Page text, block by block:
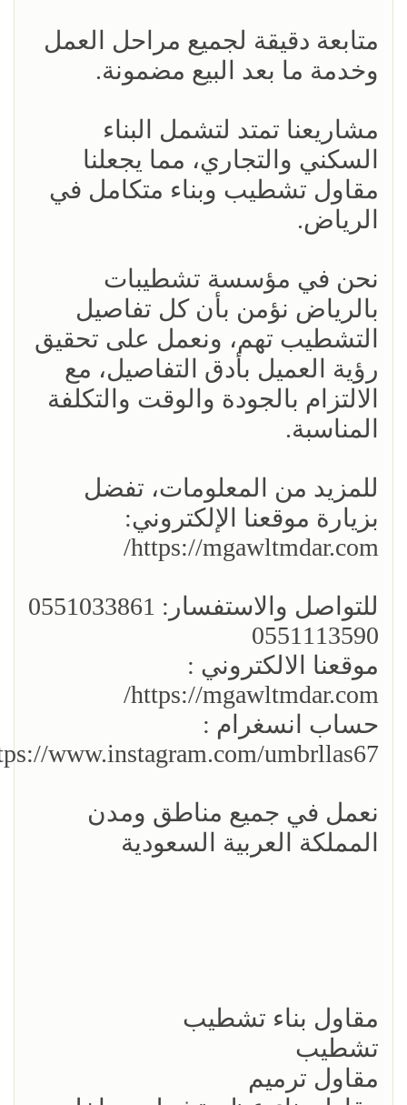
متابعة دقيقة لجميع مراحل العمل
وخدمة ما بعد البيع مضمونة.
مشاريعنا تمتد لتشمل البناء
السكني والتجاري، مما يجعلنا
مقاول تشطيب وبناء متكامل في
الرياض.
نحن في مؤسسة تشطيبات
بالرياض نؤمن بأن كل تفاصيل
التشطيب تهم، ونعمل على تحقيق
رؤية العميل بأدق التفاصيل، مع
الالتزام بالجودة والوقت والتكلفة
المناسبة.
للمزيد من المعلومات، تفضل
بزيارة موقعنا الإلكتروني:
https://mgawltmdar.com/
للتواصل والاستفسار: 0551033861
0551113590
موقعنا الالكتروني :
https://mgawltmdar.com/
حساب انسغرام :
www.instagram.com/umbrllas67/
نعمل في جميع مناطق ومدن
المملكة العربية السعودية
مقاول بناء تشطيب
تشطيب
مقاول ترميم